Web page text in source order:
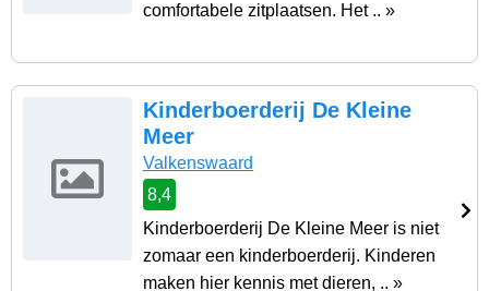
comfortabele zitplaatsen. Het .. »
Kinderboerderij De Kleine
Meer
Valkenswaard
8,4
Kinderboerderij De Kleine Meer is niet
zomaar een kinderboerderij. Kinderen
maken hier kennis met dieren, .. »